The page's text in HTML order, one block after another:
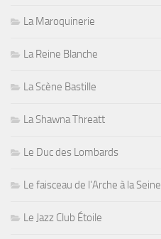
La Maroquinerie
La Reine Blanche
La Scène Bastille
La Shawna Threatt
Le Duc des Lombards
Le faisceau de l'Arche à la Seine
Le Jazz Club Étoile